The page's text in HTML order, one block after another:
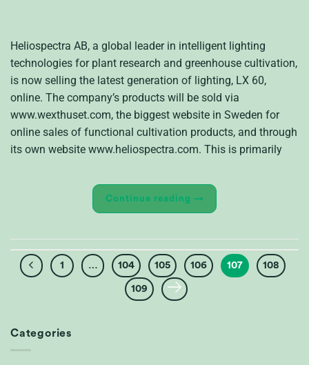
Heliospectra AB, a global leader in intelligent lighting
technologies for plant research and greenhouse cultivation,
is now selling the latest generation of lighting, LX 60,
online. The company’s products will be sold via
www.wexthuset.com, the biggest website in Sweden for
online sales of functional cultivation products, and through
its own website www.heliospectra.com. This is primarily
Continue reading →
1 … 104 105 106 107 108
109
Categories